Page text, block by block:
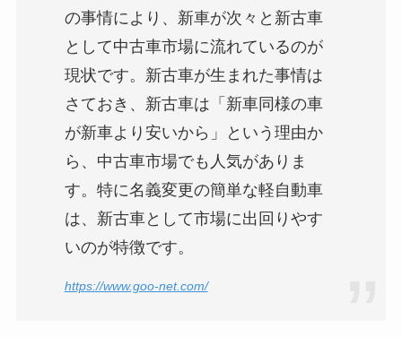
の事情により、新車が次々と新古車
として中古車市場に流れているのが
現状です。新古車が生まれた事情は
さておき、新古車は「新車同様の車
が新車より安いから」という理由か
ら、中古車市場でも人気がありま
す。特に名義変更の簡単な軽自動車
は、新古車として市場に出回りやす
いのが特徴です。
https://www.goo-net.com/